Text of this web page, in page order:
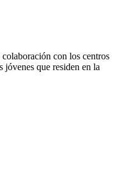
con los centros
que residen en la